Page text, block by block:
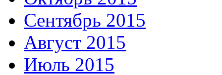
Сентябрь 2015
Август 2015
Июль 2015